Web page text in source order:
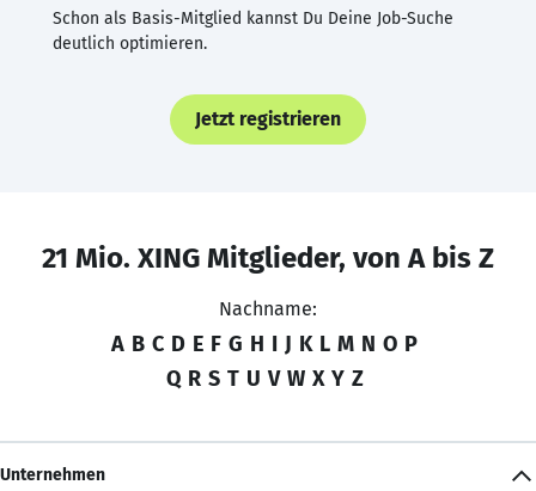
Schon als Basis-Mitglied kannst Du Deine Job-Suche
deutlich optimieren.
Jetzt registrieren
21 Mio. XING Mitglieder, von A bis Z
Nachname:
A B C D E F G H I J K L M N O P
Q R S T U V W X Y Z
Unternehmen